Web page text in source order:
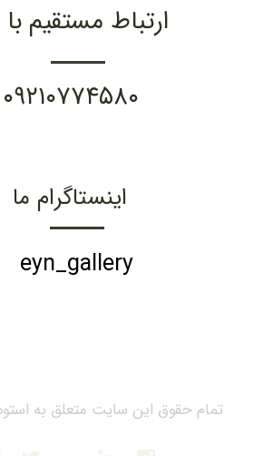
تمام حقوق این سایت متعلق به
ارتباط مستقیم با
۰۹۲۱۰۷۷۴۵۸۰
اینستاگرام ما
eyn_gallery